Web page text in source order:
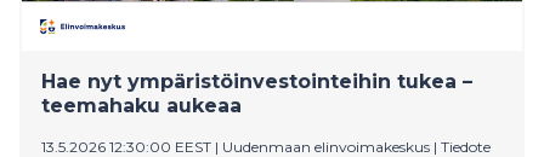
Hae nyt ympäristöinvestointeihin tukea –
teemahaku aukeaa
13.5.2026 12:30:00 EEST | Uudenmaan elinvoimakeskus | Tiedote